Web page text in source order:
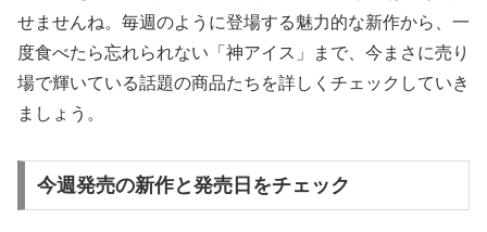
せませんね。毎週のように登場する魅力的な新作から、一
度食べたら忘れられない「神アイス」まで、今まさに売り
場で輝いている話題の商品たちを詳しくチェックしていき
ましょう。
今週発売の新作と発売日をチェック